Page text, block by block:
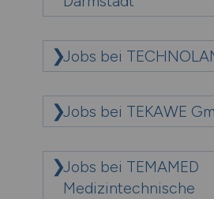
Jobs bei
Jobs bei TEKAWE
Jobs bei TEMAMED
Medizintechnische